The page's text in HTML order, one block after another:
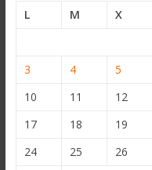
L
M X
3
4 5
10
11 12
17
18 19
24
25 26